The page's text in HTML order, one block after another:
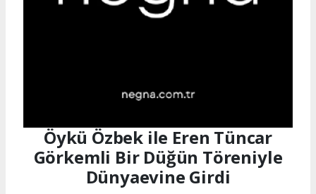
Öykü Özbek ile Eren Tüncar
Görkemli Bir Düğün Töreniyle
Dünyaevine Girdi